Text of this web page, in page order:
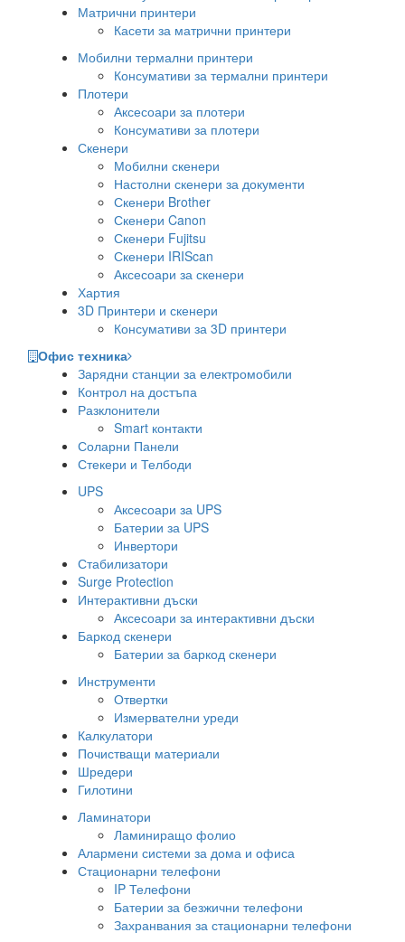
Матрични принтери
Касети за матрични принтери
Мобилни термални принтери
Консумативи за термални принтери
Плотери
Аксесоари за плотери
Консумативи за плотери
Скенери
Мобилни скенери
Настолни скенери за документи
Скенери Brother
Скенери Canon
Скенери Fujitsu
Скенери IRIScan
Аксесоари за скенери
Хартия
3D Принтери и скенери
Консумативи за 3D принтери
Офис техника
Зарядни станции за електромобили
Контрол на достъпа
Разклонители
Smart контакти
Соларни Панели
Стекери и Телбоди
UPS
Аксесоари за UPS
Батерии за UPS
Инвертори
Стабилизатори
Surge Protection
Интерактивни дъски
Аксесоари за интерактивни дъски
Баркод скенери
Батерии за баркод скенери
Инструменти
Отвертки
Измервателни уреди
Калкулатори
Почистващи материали
Шредери
Гилотини
Ламинатори
Ламиниращо фолио
Алармени системи за дома и офиса
Стационарни телефони
IP Телефони
Батерии за безжични телефони
Захранвания за стационарни телефони